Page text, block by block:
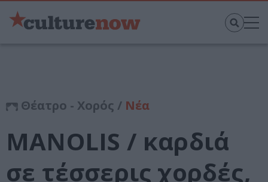
Θέατρο - Χορός / Νέα
MANOLIS / καρδιά
σε τέσσερις χορδές,